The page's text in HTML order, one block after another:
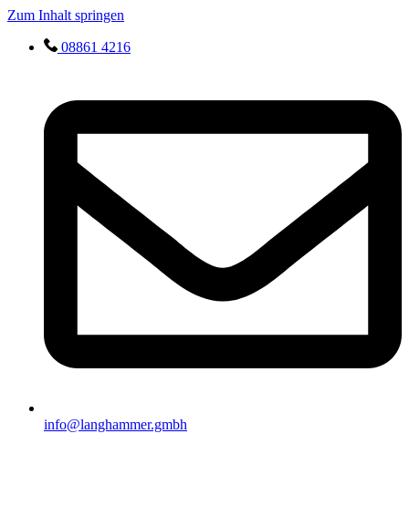
Zum Inhalt springen
08861 4216
info@langhammer.gmbh